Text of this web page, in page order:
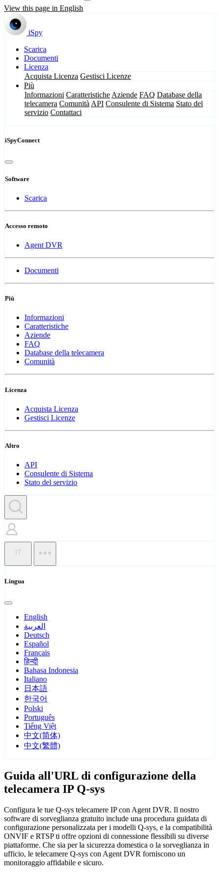
View this page in English
iSpy
Scarica
Documenti
Licenza
Acquista Licenza Gestisci Licenze
Più
Informazioni Caratteristiche Aziende FAQ Database della
telecamera Comunità API Consulente di Sistema Stato del
servizio Contattaci
iSpyConnect
Software
Scarica
Accesso remoto
Agent DVR
Documenti
Più
Informazioni
Caratteristiche
Aziende
FAQ
Database della telecamera
Comunità
Licenza
Acquista Licenza
Gestisci Licenze
Altro
API
Consulente di Sistema
Stato del servizio
IT
Lingua
English
العربية
Deutsch
Español
Français
हिन्दी
Bahasa Indonesia
Italiano
日本語
한국어
Polski
Português
Tiếng Việt
中文(简体)
中文(繁體)
Guida all'URL di configurazione della
telecamera IP Q-sys
Configura le tue Q-sys telecamere IP con Agent DVR. Il nostro
software di sorveglianza gratuito include una procedura guidata di
configurazione personalizzata per i modelli Q-sys, e la compatibilità
ONVIF e RTSP ti offre opzioni di connessione flessibili su diverse
piattaforme. Che sia per la sicurezza domestica o la sorveglianza in
ufficio, le telecamere Q-sys con Agent DVR forniscono un
monitoraggio affidabile e sicuro.